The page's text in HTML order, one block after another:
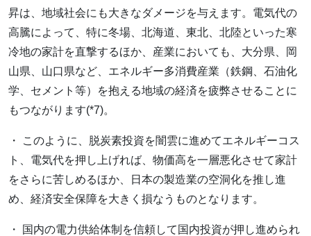
昇は、地域社会にも大きなダメージを与えます。電気代の
高騰によって、特に冬場、北海道、東北、北陸といった寒
冷地の家計を直撃するほか、産業においても、大分県、岡
山県、山口県など、エネルギー多消費産業（鉄鋼、石油化
学、セメント等）を抱える地域の経済を疲弊させることに
もつながります(*7)。
・ このように、脱炭素投資を闇雲に進めてエネルギーコス
ト、電気代を押し上げれば、物価高を一層悪化させて家計
をさらに苦しめるほか、日本の製造業の空洞化を推し進
め、経済安全保障を大きく損なうものとなります。
・ 国内の電力供給体制を信頼して国内投資が押し進められ